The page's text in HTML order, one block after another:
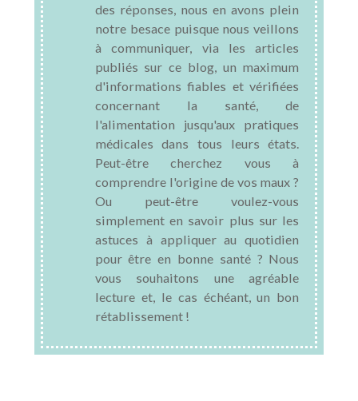
des réponses, nous en avons plein
notre besace puisque nous veillons
à communiquer, via les articles
publiés sur ce blog, un maximum
d'informations fiables et vérifiées
concernant la santé, de
l'alimentation jusqu'aux pratiques
médicales dans tous leurs états.
Peut-être cherchez vous à
comprendre l'origine de vos maux ?
Ou peut-être voulez-vous
simplement en savoir plus sur les
astuces à appliquer au quotidien
pour être en bonne santé ? Nous
vous souhaitons une agréable
lecture et, le cas échéant, un bon
rétablissement !